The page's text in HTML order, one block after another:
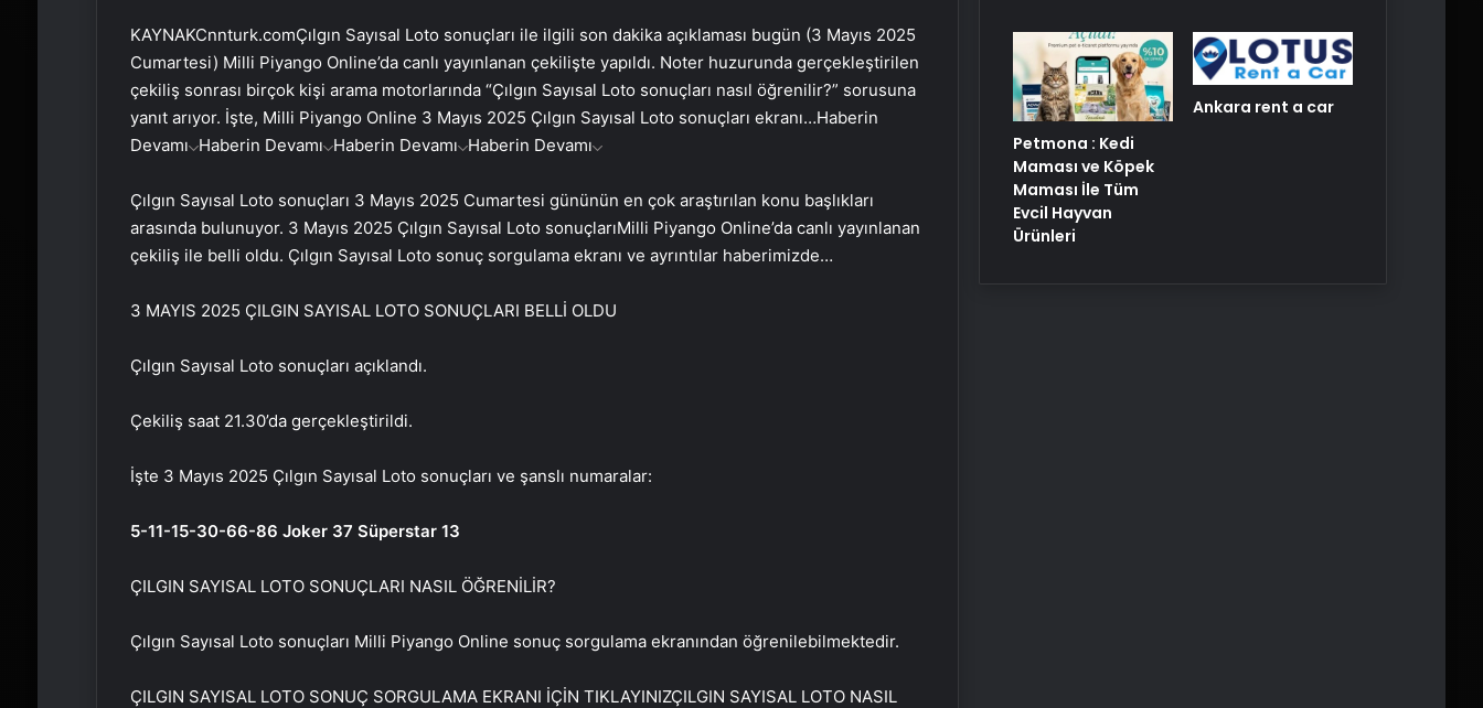
KAYNAKCnnturk.comÇılgın Sayısal Loto sonuçları ile ilgili son dakika açıklaması bugün (3 Mayıs 2025
Cumartesi) Milli Piyango Online’da canlı yayınlanan çekilişte yapıldı. Noter huzurunda gerçekleştirilen
çekiliş sonrası birçok kişi arama motorlarında “Çılgın Sayısal Loto sonuçları nasıl öğrenilir?” sorusuna
yanıt arıyor. İşte, Milli Piyango Online 3 Mayıs 2025 Çılgın Sayısal Loto sonuçları ekranı…Haberin
Devamı Haberin Devamı Haberin Devamı Haberin Devamı
Çılgın Sayısal Loto sonuçları 3 Mayıs 2025 Cumartesi gününün en çok araştırılan konu başlıkları
arasında bulunuyor. 3 Mayıs 2025 Çılgın Sayısal Loto sonuçlarıMilli Piyango Online’da canlı yayınlanan
çekiliş ile belli oldu. Çılgın Sayısal Loto sonuç sorgulama ekranı ve ayrıntılar haberimizde…
3 MAYIS 2025 ÇILGIN SAYISAL LOTO SONUÇLARI BELLİ OLDU
Çılgın Sayısal Loto sonuçları açıklandı.
Çekiliş saat 21.30’da gerçekleştirildi.
İşte 3 Mayıs 2025 Çılgın Sayısal Loto sonuçları ve şanslı numaralar:
5-11-15-30-66-86 Joker 37 Süperstar 13
ÇILGIN SAYISAL LOTO SONUÇLARI NASIL ÖĞRENİLİR?
Çılgın Sayısal Loto sonuçları Milli Piyango Online sonuç sorgulama ekranından öğrenilebilmektedir.
ÇILGIN SAYISAL LOTO SONUÇ SORGULAMA EKRANI İÇİN TIKLAYINIZÇILGIN SAYISAL LOTO NASIL
Petmona : Kedi
Maması ve Köpek
Maması İle Tüm
Evcil Hayvan
Ürünleri
Ankara rent a car